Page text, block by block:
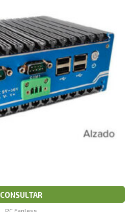
CONSULTAR
PC Fanless